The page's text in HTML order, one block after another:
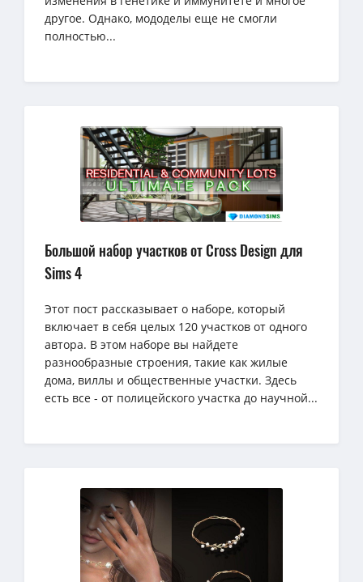
другое. Однако, мододелы еще не смогли
полностью...
Большой набор участков от Cross Design для
Sims 4
Этот пост рассказывает о наборе, который
включает в себя целых 120 участков от одного
автора. В этом наборе вы найдете
разнообразные строения, такие как жилые
дома, виллы и общественные участки. Здесь
есть все - от полицейского участка до научной...